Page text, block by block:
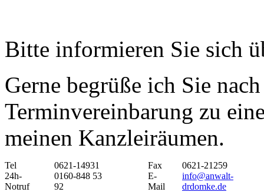
Bitte informieren Sie sich
Gerne begrüße ich Sie
Terminvereinbarung zu
meinen Kanzleiräumen.
Tel 0621-14931 Fax
0621-21259
24h-
Notruf
0160-848 53
92
E-
Mail
info@anwalt-
drdomke.de